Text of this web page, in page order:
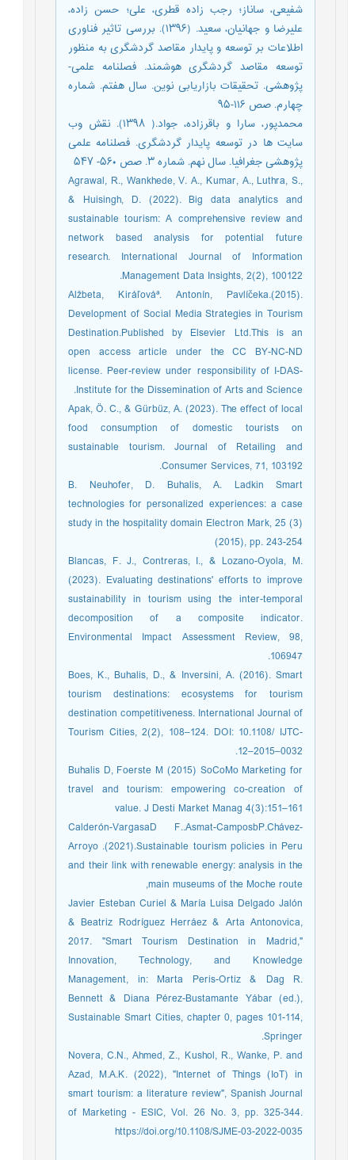
شفیعی، ساناز؛ رجب زاده قطری، علی؛ حسن زاده،
علیرضا و جهانیان، سعید. (۱۳۹۶). بررسی تاثیر فناوری
اطلاعات بر توسعه و پایدار مقاصد گردشگری به منظور
توسعه مقاصد گردشگری هوشمند. فصلنامه علمی-
پژوهشی. تحقیقات بازاریابی نوین. سال هفتم. شماره
چهارم. صص ۱۱۶-۹۵
محمدپور، سارا و باقرزاده، جواد.( ۱۳۹۸). نقش وب
سایت ها در توسعه پایدار گردشگری. فصلنامه علمی
پژوهشی جغرافیا. سال نهم. شماره ۳. صص ۵۶۰- ۵۴۷
Agrawal, R., Wankhede, V. A., Kumar, A., Luthra, S.,
& Huisingh, D. (2022). Big data analytics and
sustainable tourism: A comprehensive review and
network based analysis for potential future
research. International Journal of Information
Management Data Insights, 2(2), 100122.
Alžbeta, Kiráľováª. Antonín, Pavlíčeka.(2015).
Development of Social Media Strategies in Tourism
Destination.Published by Elsevier Ltd.This is an
open access article under the CC BY-NC-ND
license. Peer-review under responsibility of I-DAS-
Institute for the Dissemination of Arts and Science.
Apak, Ö. C., & Gürbüz, A. (2023). The effect of local
food consumption of domestic tourists on
sustainable tourism. Journal of Retailing and
Consumer Services, 71, 103192.
B. Neuhofer, D. Buhalis, A. Ladkin Smart
technologies for personalized experiences: a case
study in the hospitality domain Electron Mark, 25 (3)
(2015), pp. 243-254
Blancas, F. J., Contreras, I., & Lozano-Oyola, M.
(2023). Evaluating destinations' efforts to improve
sustainability in tourism using the inter-temporal
decomposition of a composite indicator.
Environmental Impact Assessment Review, 98,
106947.
Boes, K., Buhalis, D., & Inversini, A. (2016). Smart
tourism destinations: ecosystems for tourism
destination competitiveness. International Journal of
Tourism Cities, 2(2), 108–124. DOI: 10.1108/ IJTC-
12–2015–0032.
Buhalis D, Foerste M (2015) SoCoMo Marketing for
travel and tourism: empowering co-creation of
value. J Desti Market Manag 4(3):151–161
Calderón-VargasaD F..Asmat-CamposbP.Chávez-
Arroyo .(2021).Sustainable tourism policies in Peru
and their link with renewable energy: analysis in the
main museums of the Moche route,
Javier Esteban Curiel & María Luisa Delgado Jalón
& Beatriz Rodríguez Herráez & Arta Antonovica,
2017. "Smart Tourism Destination in Madrid,"
Innovation, Technology, and Knowledge
Management, in: Marta Peris-Ortiz & Dag R.
Bennett & Diana Pérez-Bustamante Yábar (ed.),
Sustainable Smart Cities, chapter 0, pages 101-114,
Springer.
Novera, C.N., Ahmed, Z., Kushol, R., Wanke, P. and
Azad, M.A.K. (2022), "Internet of Things (IoT) in
smart tourism: a literature review", Spanish Journal
of Marketing - ESIC, Vol. 26 No. 3, pp. 325-344.
https://doi.org/10.1108/SJME-03-2022-0035